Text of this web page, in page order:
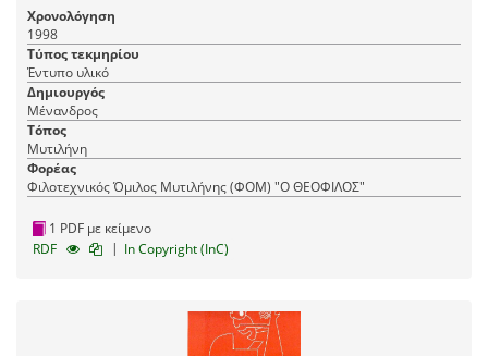
Χρονολόγηση
1998
Τύπος τεκμηρίου
Έντυπο υλικό
Δημιουργός
Μένανδρος
Τόπος
Μυτιλήνη
Φορέας
Φιλοτεχνικός Όμιλος Μυτιλήνης (ΦΟΜ) "Ο ΘΕΟΦΙΛΟΣ"
1 PDF με κείμενο
RDF
| In Copyright (InC)